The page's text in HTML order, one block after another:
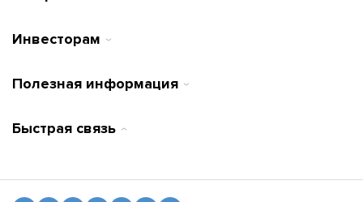
Инвесторам
Полезная информация
Быстрая связь